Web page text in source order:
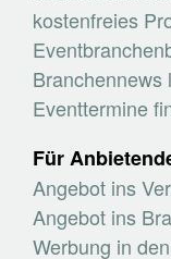
kostenfreies
Branchennews
Eventtermine
Für
Angebot ins
Angebot ins
Werbung in